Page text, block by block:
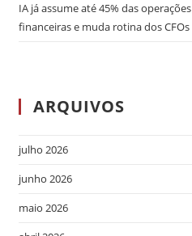
IA já assume até 45% das operações
financeiras e muda rotina dos CFOs
ARQUIVOS
julho 2026
junho 2026
maio 2026